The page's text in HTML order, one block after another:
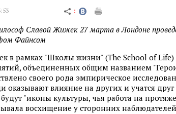
Славой Жижек 27 марта в Лондоне
Файнсом
в рамках "Школы жизни" (The School of Life)
объединенных общим названием
своего рода эмпирическое
оказывают влияние на других и учатся друг
будут "иконы культуры, чья работа на
восхищение у сторонних